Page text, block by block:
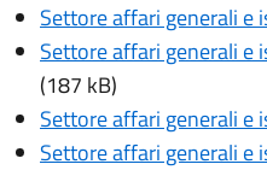
Settore affari generali e
Settore affari generali
(187 kB)
Settore affari generali e
Settore affari generali e